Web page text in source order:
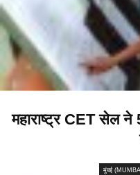
महाराष्ट्र CET सेल
मुंबई